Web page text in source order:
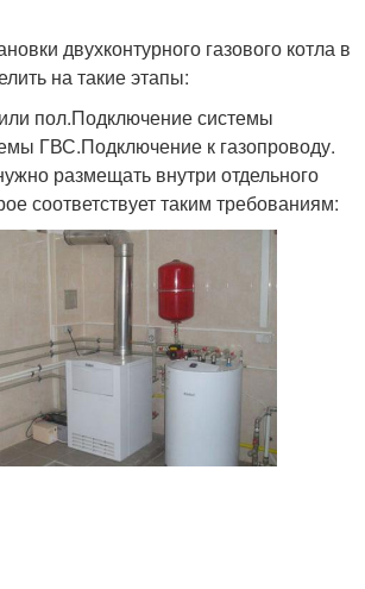
двухконтурного газового котла в
на такие этапы:
пол.Подключение системы
ГВС.Подключение к газопроводу.
размещать внутри отдельного
соответствует таким требованиям: